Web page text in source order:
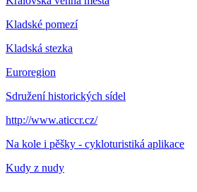
Kladské pomezí
Kladská stezka
Euroregion
Sdružení historických sídel
http://www.aticcr.cz/
Na kole i pěšky - cykloturistiká aplikace
Kudy z nudy